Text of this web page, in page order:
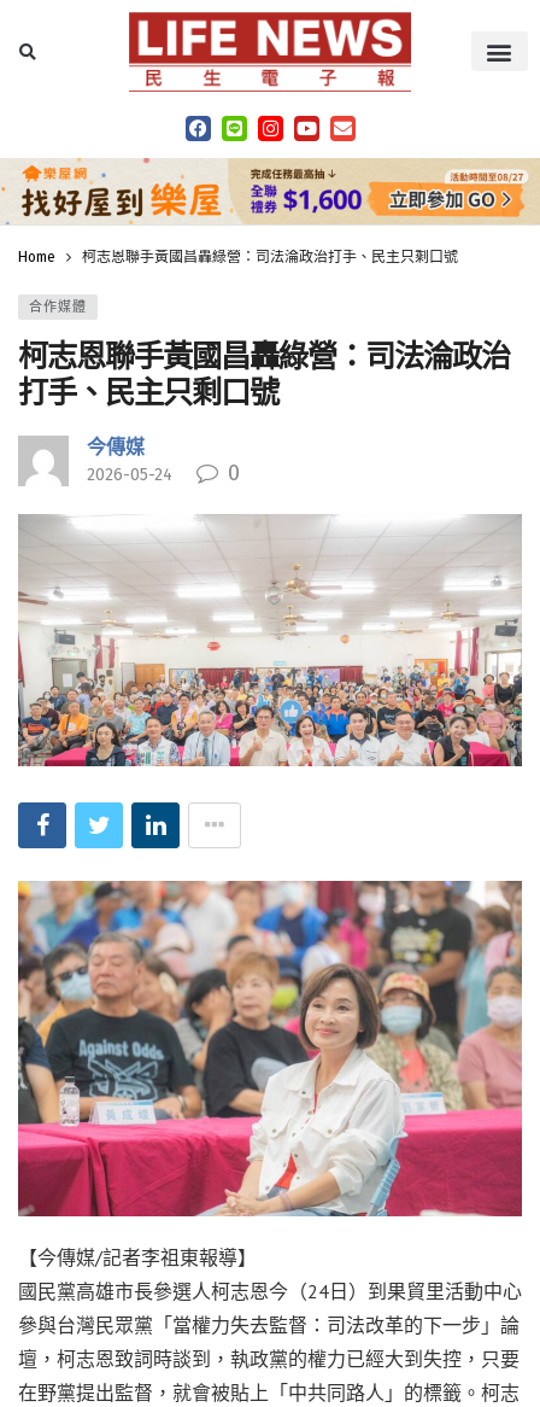
Home 柯志恩聯手黃國昌轟綠營：司法淪政治打手、民主只剩口號
合作媒體
柯志恩聯手黃國昌轟綠營：司法淪政治
打手、民主只剩口號
今傳媒
2026-05-24 0
【今傳媒/記者李祖東報導】
國民黨高雄市長參選人柯志恩今（24日）到果貿里活動中心
參與台灣民眾黨「當權力失去監督：司法改革的下一步」論
壇，柯志恩致詞時談到，執政黨的權力已經大到失控，只要
在野黨提出監督，就會被貼上「中共同路人」的標籤。柯志